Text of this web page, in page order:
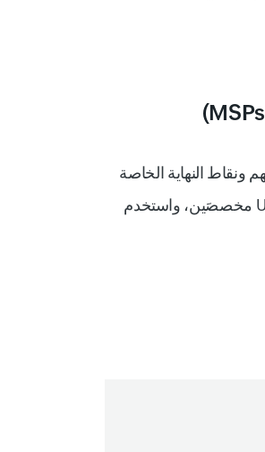
ونقاط النهاية الخاصة
بهم من مكان واحد. روّج باستخدام شعار وعنوان URL مخصصَين، واستخدم